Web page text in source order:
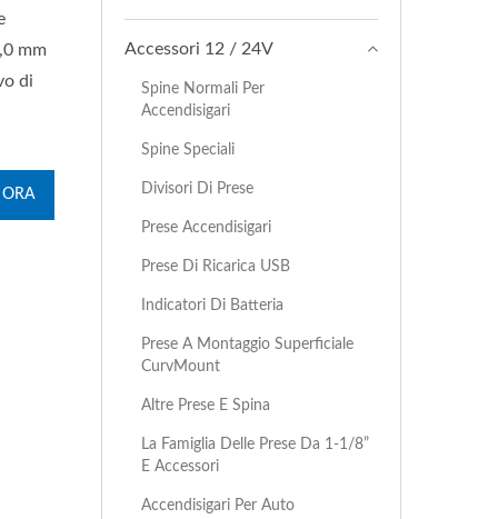
mm
di
ORA
Accessori 12 / 24V
Spine Normali Per
Accendisigari
Spine Speciali
Divisori Di Prese
Prese Accendisigari
Prese Di Ricarica USB
Indicatori Di Batteria
Prese A Montaggio Superficiale
CurvMount
Altre Prese E Spina
La Famiglia Delle Prese Da 1-1/8”
E Accessori
Accendisigari Per Auto